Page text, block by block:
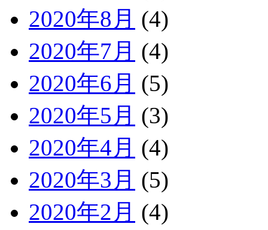
2020年8月 (4)
2020年7月 (4)
2020年6月 (5)
2020年5月 (3)
2020年4月 (4)
2020年3月 (5)
2020年2月 (4)